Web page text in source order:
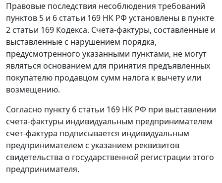
Правовые последствия несоблюдения требований
пунктов 5 и 6 статьи 169 НК РФ установлены в пункте
2 статьи 169 Кодекса. Счета-фактуры, составленные и
выставленные с нарушением порядка,
предусмотренного указанными пунктами, не могут
являться основанием для принятия предъявленных
покупателю продавцом сумм налога к вычету или
возмещению.
Согласно пункту 6 статьи 169 НК РФ при выставлении
счета-фактуры индивидуальным предпринимателем
счет-фактура подписывается индивидуальным
предпринимателем с указанием реквизитов
свидетельства о государственной регистрации этого
предпринимателя.